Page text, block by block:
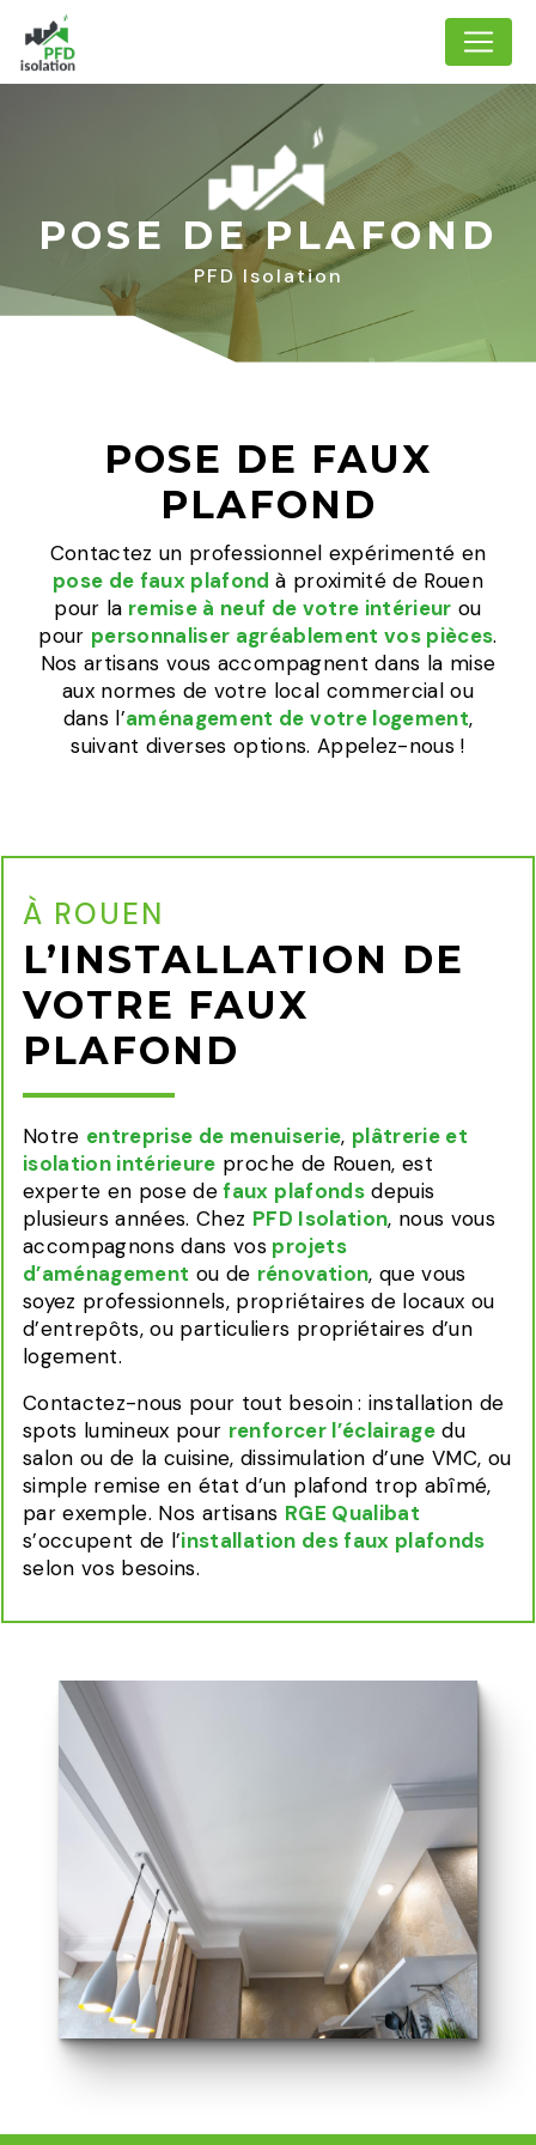
POSE DE PLAFOND
PFD Isolation
POSE DE FAUX
PLAFOND
Contactez un professionnel expérimenté en
pose de faux plafondà proximité de Rouen
pour la remise à neuf de votre intérieur ou
pour personnaliser agréablement vos pièces.
Nos artisans vous accompagnent dans la mise
aux normes de votre local commercial ou
dans l’aménagement de votre logement,
suivant diverses options. Appelez-nous !
À ROUEN
L’INSTALLATION DE
VOTRE FAUX
PLAFOND
Notre entreprise de menuiserie, plâtrerie et
isolation intérieure proche de Rouen, est
experte en pose defaux plafondsdepuis
plusieurs années. Chez PFD Isolation, nous vous
accompagnons dans vos projets
d’aménagement ou de rénovation, que vous
soyez professionnels, propriétaires de locaux ou
d’entrepôts, ou particuliers propriétaires d’un
logement.
Contactez-nous pour tout besoin : installation de
spots lumineux pour renforcer l’éclairagedu
salon ou de la cuisine, dissimulation d’une VMC, ou
simple remise en état d’un plafond trop abîmé,
par exemple. Nos artisans RGE Qualibat
s’occupent de l’installation des faux plafonds
selon vos besoins.
Panneau de gestion des cookies